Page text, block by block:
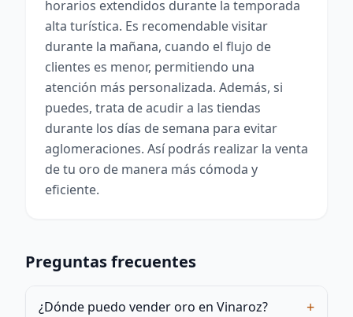
horarios extendidos durante la temporada
alta turística. Es recomendable visitar
durante la mañana, cuando el flujo de
clientes es menor, permitiendo una
atención más personalizada. Además, si
puedes, trata de acudir a las tiendas
durante los días de semana para evitar
aglomeraciones. Así podrás realizar la venta
de tu oro de manera más cómoda y
eficiente.
Preguntas frecuentes
¿Dónde puedo vender oro en Vinaroz? +